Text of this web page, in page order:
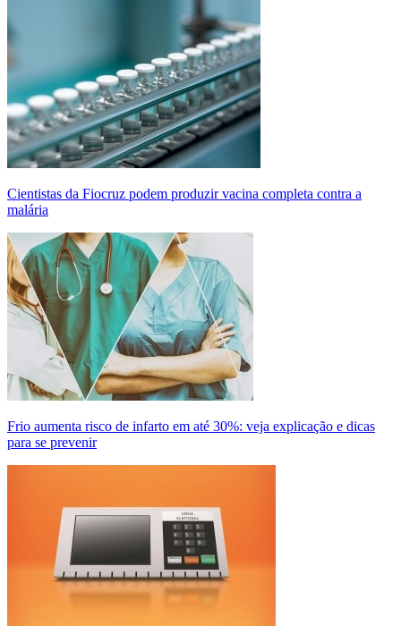
Cientistas da Fiocruz podem produzir vacina completa contra a
malária
Frio aumenta risco de infarto em até 30%: veja explicação e dicas
para se prevenir